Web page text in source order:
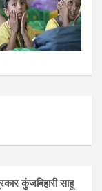
कुंजबिहारी साहू